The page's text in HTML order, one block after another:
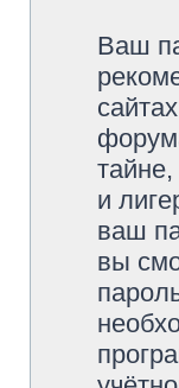
Ваш
и
ваш
вы